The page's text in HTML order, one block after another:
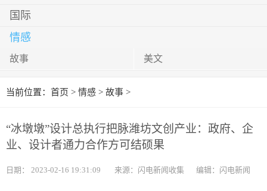
国际
情感
故事 美文
当前位置： 首页 > 情感 > 故事 >
“冰墩墩”设计总执行把脉潍坊文创产业：政府、企
业、设计者通力合作方可结硕果
日期： 2023-02-16 19:31:09 来源：闪电新闻收集 编辑：闪电新闻